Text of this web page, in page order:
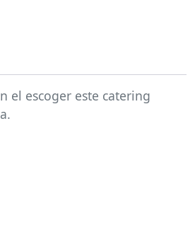
el escoger este catering